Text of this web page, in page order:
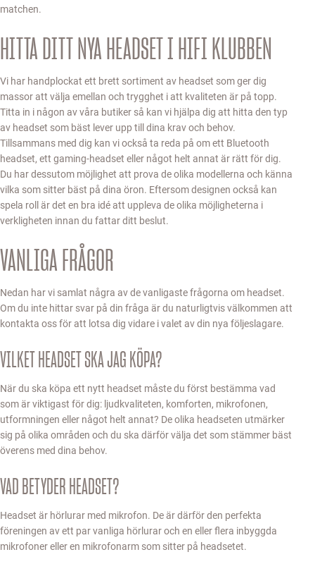
matchen.
HITTA DITT NYA HEADSET I HIFI KLUBBEN
Vi har handplockat ett brett sortiment av headset som ger dig
massor att välja emellan och trygghet i att kvaliteten är på topp.
Titta in i någon av våra butiker så kan vi hjälpa dig att hitta den typ
av headset som bäst lever upp till dina krav och behov.
Tillsammans med dig kan vi också ta reda på om ett Bluetooth
headset, ett gaming-headset eller något helt annat är rätt för dig.
Du har dessutom möjlighet att prova de olika modellerna och känna
vilka som sitter bäst på dina öron. Eftersom designen också kan
spela roll är det en bra idé att uppleva de olika möjligheterna i
verkligheten innan du fattar ditt beslut.
VANLIGA FRÅGOR
Nedan har vi samlat några av de vanligaste frågorna om headset.
Om du inte hittar svar på din fråga är du naturligtvis välkommen att
kontakta oss för att lotsa dig vidare i valet av din nya följeslagare.
VILKET HEADSET SKA JAG KÖPA?
När du ska köpa ett nytt headset måste du först bestämma vad
som är viktigast för dig: ljudkvaliteten, komforten, mikrofonen,
utformningen eller något helt annat? De olika headseten utmärker
sig på olika områden och du ska därför välja det som stämmer bäst
överens med dina behov.
VAD BETYDER HEADSET?
Headset är hörlurar med mikrofon. De är därför den perfekta
föreningen av ett par vanliga hörlurar och en eller flera inbyggda
mikrofoner eller en mikrofonarm som sitter på headsetet.